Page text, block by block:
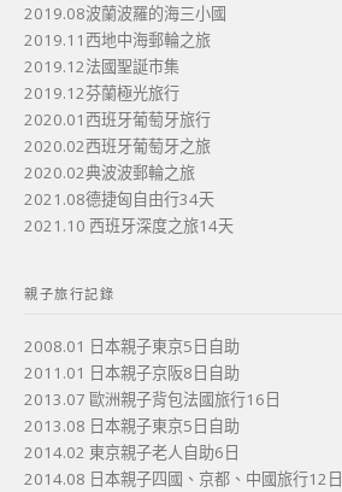
2019.08波蘭波羅的海三小國
2019.11西地中海郵輪之旅
2019.12法國聖誕市集
2019.12芬蘭極光旅行
2020.01西班牙葡萄牙旅行
2020.02西班牙葡萄牙之旅
2020.02典波波郵輪之旅
2021.08德捷匈自由行34天
2021.10 西班牙深度之旅14天
親子旅行記錄
2008.01 日本親子東京5日自助
2011.01 日本親子京阪8日自助
2013.07 歐洲親子背包法國旅行16日
2013.08 日本親子東京5日自助
2014.02 東京親子老人自助6日
2014.08 日本親子四國、京都、中國旅行12日